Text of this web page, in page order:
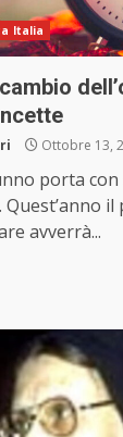
Italia
Ottobre 13,
porta con
il
avverrà...